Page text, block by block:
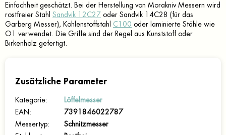
Einfachheit geschätzt. Bei der Herstellung von Morakniv Messern wird
rostfreier Stahl Sandvik 12C27 oder Sandvik 14C28 (für das
Garberg Messer), Kohlenstoffstahl C100 oder laminierte Stähle wie
O1 verwendet. Die Griffe sind der Regel aus Kunststoff oder
Birkenholz gefertigt.
Zusätzliche Parameter
Kategorie:
Löffelmesser
EAN :
7391846022787
Messertyp:
Schnitzmesser